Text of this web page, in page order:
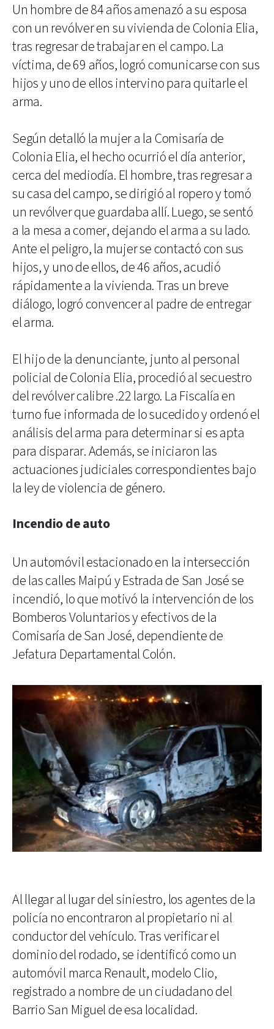
Un hombre de 84 años amenazó a su esposa
con un revólver en su vivienda de Colonia Elia,
tras regresar de trabajar en el campo. La
víctima, de 69 años, logró comunicarse con sus
hijos y uno de ellos intervino para quitarle el
arma.
Según detalló la mujer a la Comisaría de
Colonia Elia, el hecho ocurrió el día anterior,
cerca del mediodía. El hombre, tras regresar a
su casa del campo, se dirigió al ropero y tomó
un revólver que guardaba allí. Luego, se sentó
a la mesa a comer, dejando el arma a su lado.
Ante el peligro, la mujer se contactó con sus
hijos, y uno de ellos, de 46 años, acudió
rápidamente a la vivienda. Tras un breve
diálogo, logró convencer al padre de entregar
el arma.
El hijo de la denunciante, junto al personal
policial de Colonia Elia, procedió al secuestro
del revólver calibre .22 largo. La Fiscalía en
turno fue informada de lo sucedido y ordenó el
análisis del arma para determinar si es apta
para disparar. Además, se iniciaron las
actuaciones judiciales correspondientes bajo
la ley de violencia de género.
Incendio de auto
Un automóvil estacionado en la intersección
de las calles Maipú y Estrada de San José se
incendió, lo que motivó la intervención de los
Bomberos Voluntarios y efectivos de la
Comisaría de San José, dependiente de
Jefatura Departamental Colón.
Al llegar al lugar del siniestro, los agentes de la
policía no encontraron al propietario ni al
conductor del vehículo. Tras verificar el
dominio del rodado, se identificó como un
automóvil marca Renault, modelo Clio,
registrado a nombre de un ciudadano del
Barrio San Miguel de esa localidad.